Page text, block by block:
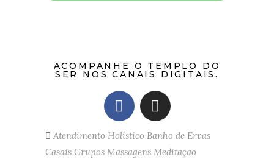
ACOMPANHE O TEMPLO DO
SER NOS CANAIS DIGITAIS.
Atendimento Holístico Banho de Ervas
Casais Grupos Massagens Meditação